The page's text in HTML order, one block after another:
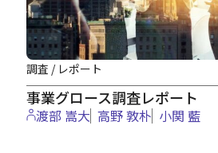
事業グロース調査レポート
調査 / レポート
渡部 嵩大 ⾼野 敦朴 小関 藍